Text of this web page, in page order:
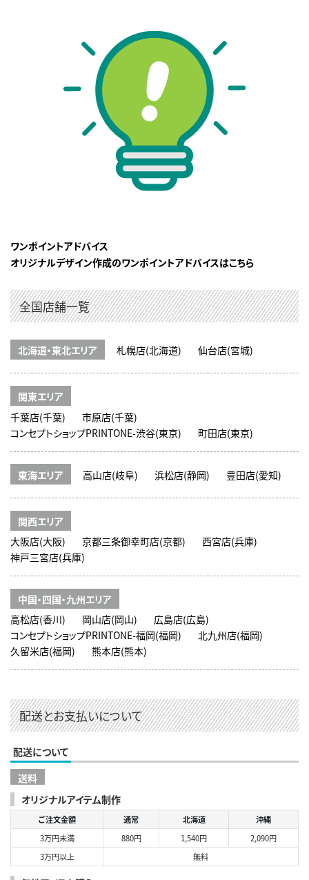
ワンポイントアドバイス
オリジナルデザイン作成のワンポイントアドバイスはこちら
全国店舗一覧
北海道・東北エリア 札幌店(北海道) 仙台店(宮城)
関東エリア
千葉店(千葉)
市原店(千葉)
コンセプトショップPRINTONE-渋谷(東京)
町田店(東京)
東海エリア 高山店(岐阜) 浜松店(静岡) 豊田店(愛知)
関西エリア
大阪店(大阪)
京都三条御幸町店(京都)
西宮店(兵庫)
神戸三宮店(兵庫)
中国・四国・九州エリア
高松店(香川)
岡山店(岡山)
広島店(広島)
コンセプトショップPRINTONE-福岡(福岡)
北九州店(福岡)
久留米店(福岡)
熊本店(熊本)
配送とお支払いについて
配送について
送料
オリジナルアイテム制作
ご注文金額 通常 北海道
沖縄
3万円未満
880円 1,540円
2,090円
3万円以上
無料